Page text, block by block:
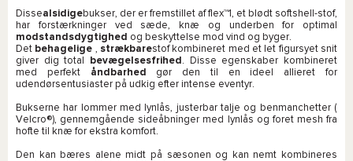
Dissealsidigebukser, der er fremstillet af flex™1, et blødt softshell-stof,
har forstærkninger ved sæde, knæ og underben for optimal
modstandsdygtighed og beskyttelse mod vind og byger.
Det behagelige , strækbarestof kombineret med et let figursyet snit
giver dig total
bevægelsesfrihed . Disse egenskaber kombineret
med perfekt
åndbarhed
gør den til en ideel allieret for
udendørsentusiaster på udkig efter intense eventyr.
Bukserne har lommer med lynlås, justerbar talje og benmanchetter (
Velcro®), gennemgående sideåbninger med lynlås og foret mesh fra
hofte til knæ for ekstra komfort.
Den kan bæres alene midt på sæsonen og kan nemt kombineres